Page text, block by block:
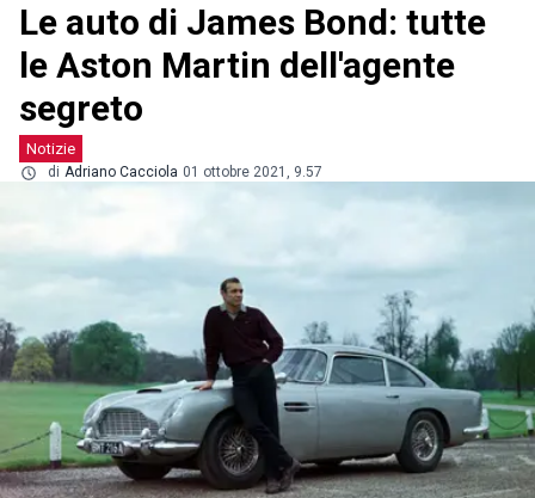
Le auto di James Bond: tutte
le Aston Martin dell'agente
segreto
Notizie
di Adriano Cacciola 01 ottobre 2021, 9.57